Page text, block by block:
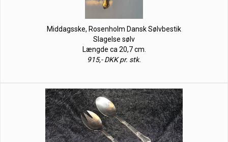
Middagsske, Rosenholm Dansk Sølvbestik
Slagelse sølv
Længde ca 20,7 cm.
915,- DKK pr. stk.